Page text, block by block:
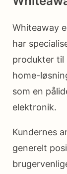
Whiteaway
har
produkter til
home-
som en
elektronik.
Kundernes
generelt